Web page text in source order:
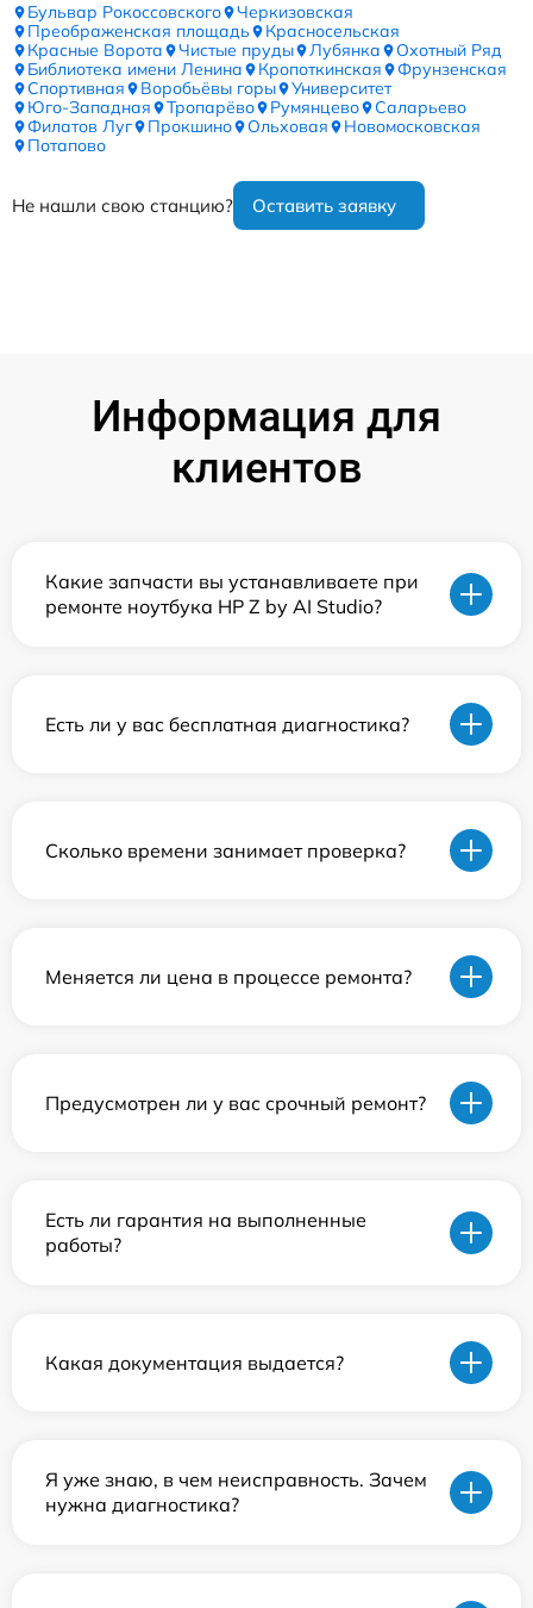
Бульвар Рокоссовского
Черкизовская
Преображенская площадь
Красносельская
Красные Ворота
Чистые пруды Лубянка
Охотный Ряд
Библиотека имени Ленина
Кропоткинская
Фрунзенская
Спортивная
Воробьёвы горы
Университет
Юго-Западная
Тропарёво Румянцево
Саларьево
Филатов Луг
Прокшино Ольховая
Новомосковская
Потапово
Не нашли свою станцию? Оставить заявку
Информация для
клиентов
Какие запчасти вы устанавливаете при
ремонте ноутбука HP Z by AI Studio?
Есть ли у вас бесплатная диагностика?
Сколько времени занимает проверка?
Меняется ли цена в процессе ремонта?
Предусмотрен ли у вас срочный ремонт?
Есть ли гарантия на выполненные
работы?
Какая документация выдается?
Я уже знаю, в чем неисправность. Зачем
нужна диагностика?